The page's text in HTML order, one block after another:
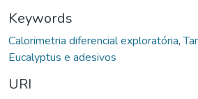
Keywords
Calorimetria diferencial exploratória,
Eucalyptus e adesivos
URI